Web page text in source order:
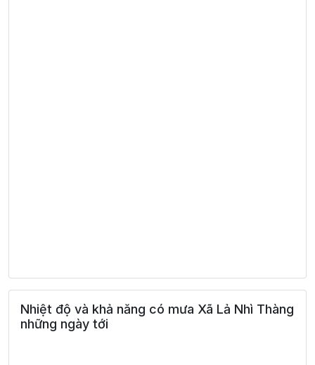
Nhiệt độ và khả năng có mưa Xã Lả Nhì Thàng
những ngày tới